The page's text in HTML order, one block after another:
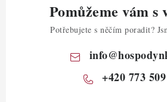
Pomůžeme vám s
Potřebujete s něčím poradit?
info@
+420 773